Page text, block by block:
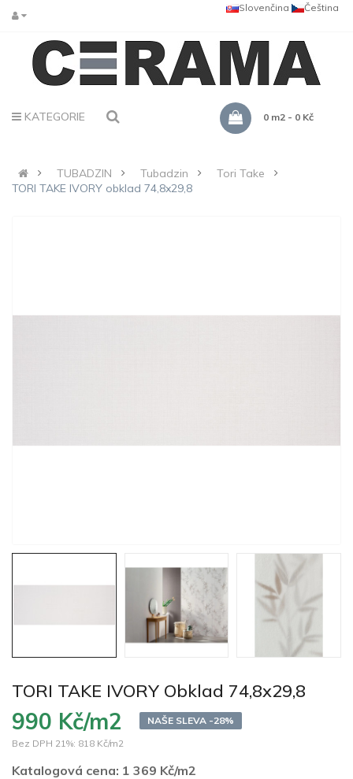
Čeština
Slovenčina
KATEGORIE 0 m2 - 0 Kč
TUBADZIN Tubadzin
Tori Take
TORI TAKE IVORY obklad 74,8x29,8
TORI TAKE IVORY Obklad 74,8x29,8
990 Kč/m2
NAŠE SLEVA -28%
Bez DPH 21%: 818 Kč/m2
Katalogová cena: 1 369 Kč/m2